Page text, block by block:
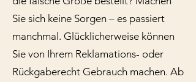
Sie sich keine Sorgen – es passiert
manchmal. Glücklicherweise können
Sie von Ihrem Reklamations- oder
Rückgaberecht Gebrauch machen. Ab